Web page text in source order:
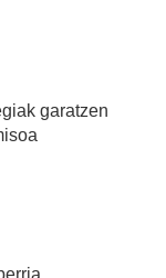
garatzen